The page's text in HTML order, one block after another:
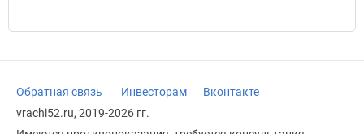
Обратная связь Инвесторам
Вконтакте
vrachi52.ru, 2019-2026 гг.